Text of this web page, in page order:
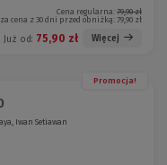
Cena regularna: 79,90 zł
cena z 30 dni przed obniżką:79,90 zł
Już od: 75,90 zł Więcej
Promocja!
Iwan Setiawan